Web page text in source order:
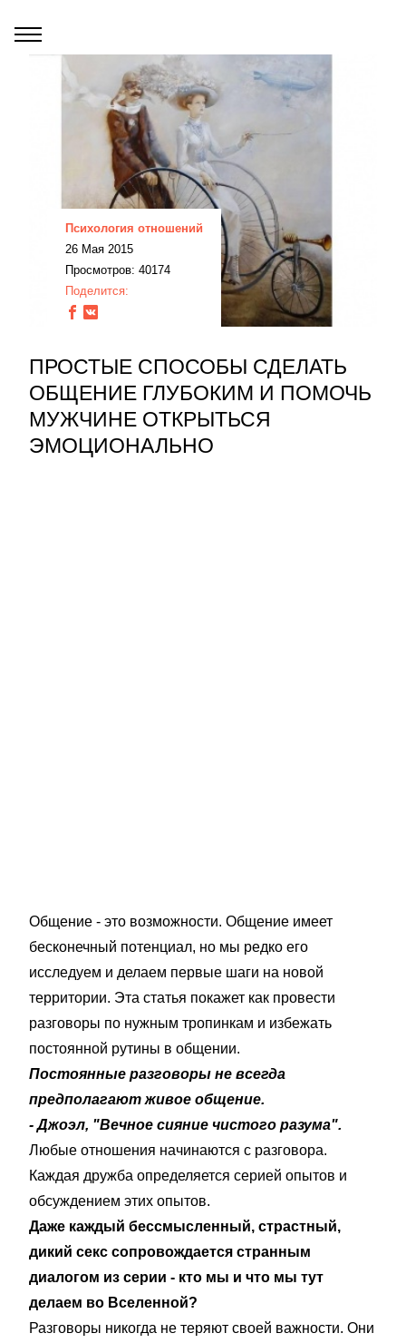
Психология отношений
26 Мая 2015
Просмотров: 40174
Поделится:
ПРОСТЫЕ СПОСОБЫ СДЕЛАТЬ
ОБЩЕНИЕ ГЛУБОКИМ И ПОМОЧЬ
МУЖЧИНЕ ОТКРЫТЬСЯ
ЭМОЦИОНАЛЬНО
Общение - это возможности. Общение имеет
бесконечный потенциал, но мы редко его
исследуем и делаем первые шаги на новой
территории. Эта статья покажет как провести
разговоры по нужным тропинкам и избежать
постоянной рутины в общении.
Постоянные разговоры не всегда
предполагают живое общение.
- Джоэл, "Вечное сияние чистого разума".
Любые отношения начинаются с разговора.
Каждая дружба определяется серией опытов и
обсуждением этих опытов.
Даже каждый бессмысленный, страстный,
дикий секс сопровождается странным
диалогом из серии - кто мы и что мы тут
делаем во Вселенной?
Разговоры никогда не теряют своей важности. Они